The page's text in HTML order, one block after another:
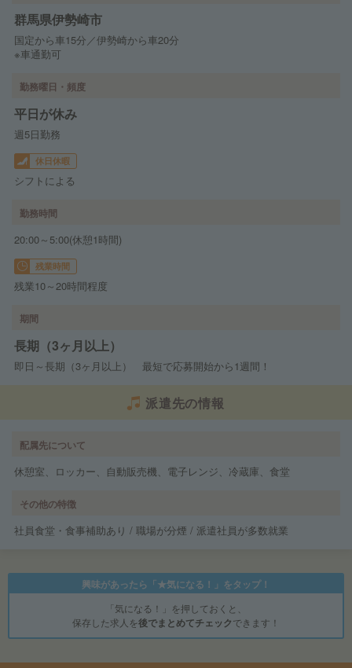
群馬県伊勢崎市
国定から車15分／伊勢崎から車20分
※車通勤可
勤務曜日・頻度
平日が休み
週5日勤務
休日休暇
シフトによる
勤務時間
20:00～5:00(休憩1時間)
残業時間
残業10～20時間程度
期間
長期（3ヶ月以上）
即日～長期（3ヶ月以上） 最短で応募開始から1週間！
派遣先の情報
配属先について
休憩室、ロッカー、自動販売機、電子レンジ、冷蔵庫、食堂
その他の特徴
社員食堂・食事補助あり / 職場が分煙 / 派遣社員が多数就業
興味があったら「★気になる！」をタップ！
「気になる！」を押しておくと、
保存した求人を後でまとめてチェックできます！